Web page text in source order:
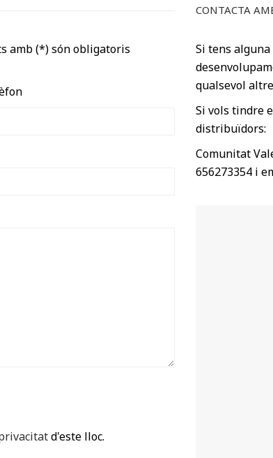
amb (*) són obligatoris
d'este lloc.
CONTACTA
Si tens
qualsevol
Si vols tindre
distribuïdors:
Comunitat
656273354 i